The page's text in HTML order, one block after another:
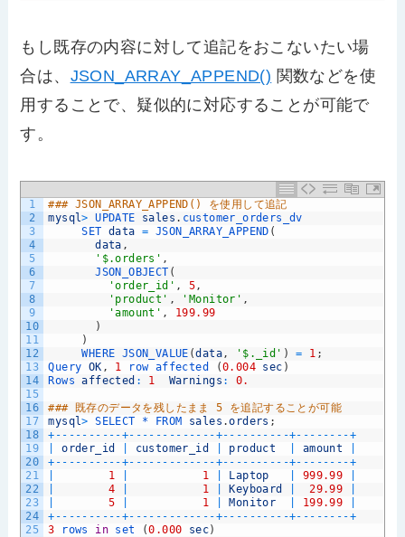
もし既存の内容に対して追記をおこないたい場
合は、 JSON_ARRAY_APPEND() 関数などを使
用することで、疑似的に対応することが可能で
す。
1
2
3
4
5
6
7
8
9
10
11
12
13
14
15
16
17
18
19
20
21
22
23
24
25
### JSON_ARRAY_APPEND() を使用して追記
mysql> UPDATE sales . customer_orders_dv
SET data = JSON_ARRAY_APPEND (
data ,
'$.orders' ,
JSON_OBJECT (
'order_id' , 5 ,
'product' , 'Monitor' ,
'amount' ,
199.99
)
)
WHERE JSON_VALUE (data, '$._id' ) = 1 ;
Query OK , 1 row affected (0.004 sec )
Rows affected : 1 Warnings : 0.
### 既存のデータを残したまま 5 を追記することが可能
mysql> SELECT * FROM sales .orders ;
+ -- -- -- -- --+-- -- -- -- -- -- -+-- -- -- -- --+-- -- -- --+
order_id customer_id product amount
+ -- -- -- -- --+-- -- -- -- -- -- -+-- -- -- -- --+-- -- -- --+
1 1 Laptop 999.99
4 1 Keyboard 29.99
5 1 Monitor 199.99
+ -- -- -- -- --+-- -- -- -- -- -- -+-- -- -- -- --+-- -- -- --+
3
rows in set (0.000 sec)